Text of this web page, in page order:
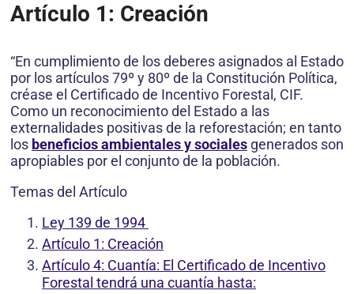
Artículo 1: Creación
“En cumplimiento de los deberes asignados al Estado
por los artículos 79º y 80º de la Constitución Política,
créase el Certificado de Incentivo Forestal, CIF.
Como un reconocimiento del Estado a las
externalidades positivas de la reforestación; en tanto
los beneficios ambientales y sociales generados son
apropiables por el conjunto de la población.
Temas del Artículo
Ley 139 de 1994
Artículo 1: Creación
Artículo 4: Cuantía: El Certificado de Incentivo
Forestal tendrá una cuantía hasta: